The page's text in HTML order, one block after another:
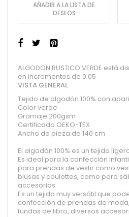
AÑADIR A LA LISTA DE
DESEOS
ALGODON RUSTICO VERDE
en incrementos de 0.05
VISTA GENERAL
Tejido de algodón 100% con
Color verde
Gramaje 200gsm
Certificado OEKO-TEX
Ancho de pieza de 140 cm
El algodón 100% es un tejido
Es ideal para la confección
para prendas de vestir como
blusas y coulottes, como para
accesorios
Es un tejido muy versátil que
confección de prendas de
fundas de libro, diversos